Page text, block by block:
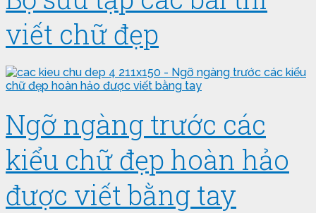
viết chữ đẹp
Ngỡ ngàng trước các
kiểu chữ đẹp hoàn hảo
được viết bằng tay